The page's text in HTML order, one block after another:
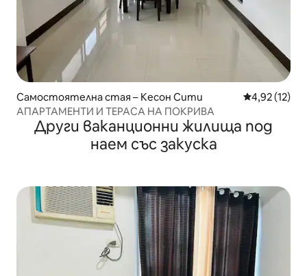
Самостоятелна стая – Кесон Сити Средна
4,92 (12)
АПАРТАМЕНТИ И ТЕРАСА НА ПОКРИВА
Други ваканционни жилища под
наем със закуска